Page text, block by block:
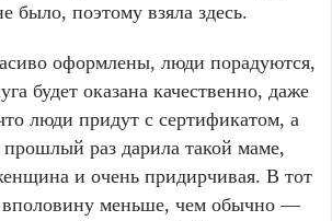
было, поэтому взяла здесь.
оформлены, люди порадуются,
будет оказана качественно, даже
люди придут с сертификатом, а
раз дарила такой маме,
и очень придирчивая. В тот
вполовину меньше, чем обычно —